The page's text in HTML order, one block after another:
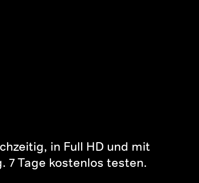
in Full HD und mit
7 Tage kostenlos testen.